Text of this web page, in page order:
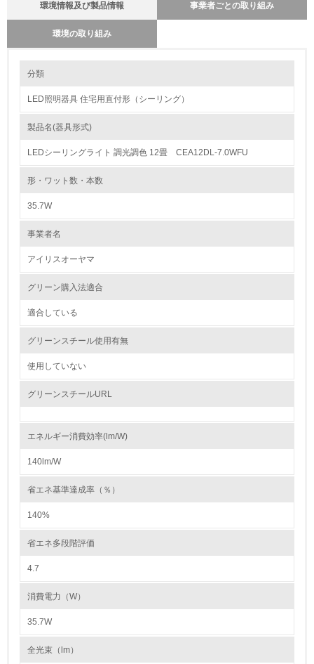
環境情報及び製品情報 事業者ごとの取り組み
環境の取り組み
1.環境取り組み体制
かしている
従業員が環境方針に基づいて自分の業務の中で行うべき環
→ 導入している規格名 ISO14001
第三者認証を取得している
分類
LED照明器具 住宅用直付形（シーリング）
製品名(器具形式)
LEDシーリングライト 調光調色 12畳 CEA12DL-7.0WFU
形・ワット数・本数
35.7W
事業者名
アイリスオーヤマ
グリーン購入法適合
適合している
グリーンスチール使用有無
使用していない
グリーンスチールURL
エネルギー消費効率(lm/W)
140lm/W
省エネ基準達成率（％）
140%
省エネ多段階評価
4.7
消費電力（W）
35.7W
全光束（lm）